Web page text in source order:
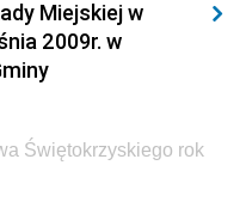
Dyrekcji Dróg
Miejskiej w
2009r. w
Świętokrzyskiego rok